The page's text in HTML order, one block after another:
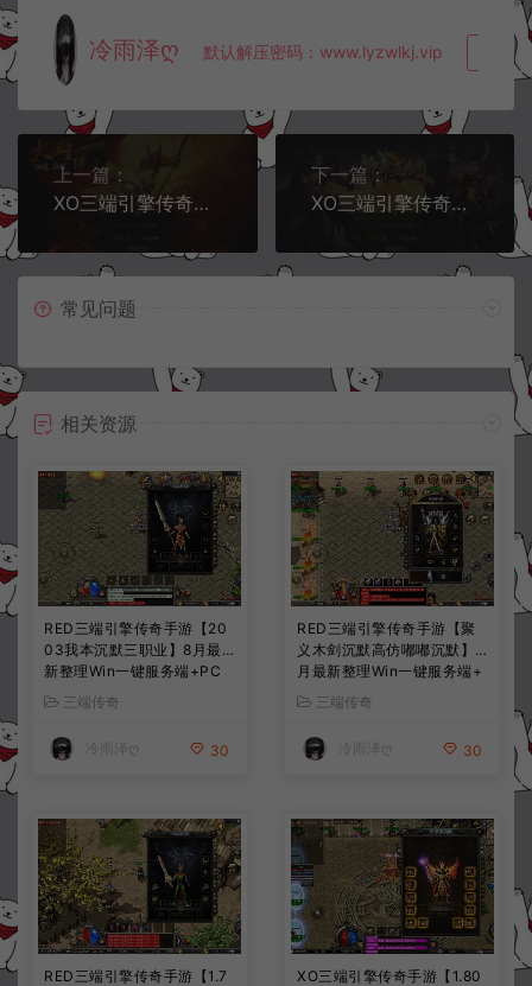
冷雨泽ღ 默认解压密码：www.lyzwlkj.vip 复
上一篇：
XO三端引擎传奇手游【1.80大聖极品星王合击版】6月最新整理Win一键服务端+PC安卓苹果+详细搭建教程+视频教程
下一篇：
XO三端引擎传奇手游【1.80新赤血星王合击版】6月最新整理Win一键服务端+PC安卓苹果+详细搭建教程+视频教程
常见问题
相关资源
RED三端引擎传奇手游【20
03我本沉默三职业】8月最
新整理Win一键服务端+PC
安卓+详细搭建教程
三端传奇
冷雨泽ღ 30
RED三端引擎传奇手游【聚
义木剑沉默高仿嘟嘟沉默】7
月最新整理Win一键服务端+
PC安卓苹果+详细搭建教程
三端传奇
冷雨泽ღ 30
RED三端引擎传奇手游【1.7
XO三端引擎传奇手游【1.80